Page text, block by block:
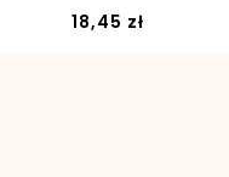
18,45 złCena